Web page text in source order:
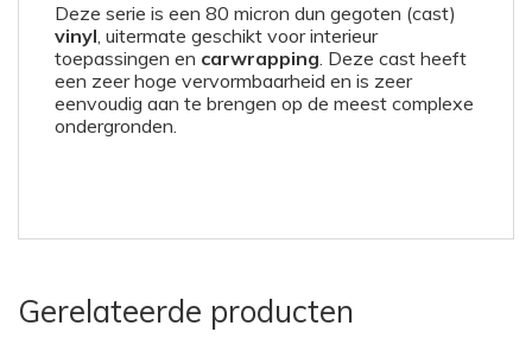
Deze serie is een 80 micron dun gegoten (cast)
vinyl, uitermate geschikt voor interieur
toepassingen en carwrapping. Deze cast heeft
een zeer hoge vervormbaarheid en is zeer
eenvoudig aan te brengen op de meest complexe
ondergronden.
Gerelateerde producten